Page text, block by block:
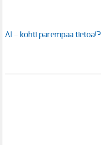
AI – kohti parempaa tietoa!?